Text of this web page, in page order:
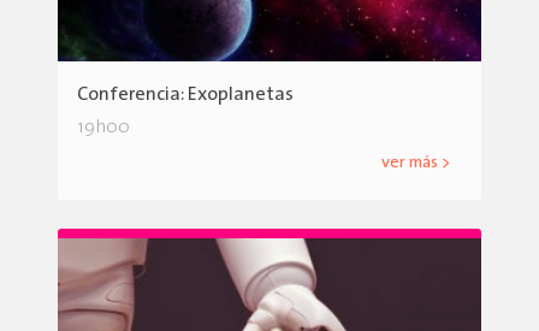
Conferencia: Exoplanetas
19h00
ver más >